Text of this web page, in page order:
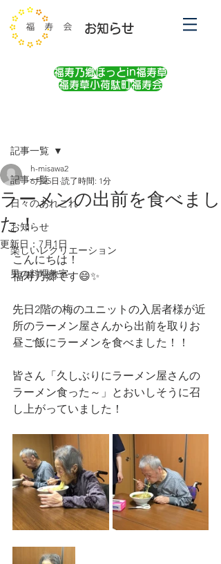
お知らせ
福寿乃郷ほっとin福寿草
福寿草小荷駄町福寿会
記事一覧
日々のあれこれ
お知らせ
楽しいレクリエーション
男の料理教室
記事一覧
ラーメンの出前を食べまし
た！
h-misawa2
6月25日 読了時間: 1分
更新日： 7月1日
こんにちは！
福寿乃郷です😄✨
先日2階の梅のユニットの入居者様が近
所のラーメン屋さんから出前を取りお
昼ご飯にラーメンを食べました！！
皆さん「久しぶりにラーメン屋さんの
ラーメン食った～」とおいしそうに召
し上がっていました！